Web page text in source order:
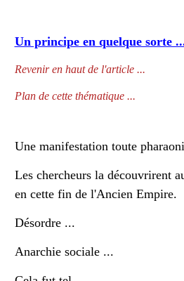
Un principe en quelque sorte
Revenir en haut de l'article ...
Plan de cette thématique ...
Une manifestation toute
Les chercheurs la découvrirent
en cette fin de l'Ancien Empire.
Désordre ...
Anarchie sociale ...